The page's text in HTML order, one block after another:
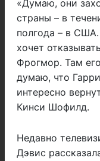
«Думаю, они
страны – в
полгода – в
хочет
Фрогмор. Там
думаю, что
интересно
Кинси Шофилд.
Недавно
Дэвис